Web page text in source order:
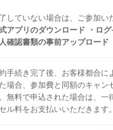
していない場合は、ご参加い
アプリのダウンロード ・ログ
確認書類の事前アップロード
手続き完了後、お客様都合に
場合、参加費と同額のキャン
無料で申込された場合は、一
ル料をお支払いいただきます。